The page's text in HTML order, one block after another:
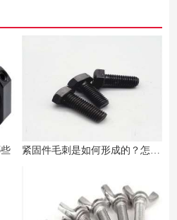
紧固件毛刺是如何形成的？怎么去除？